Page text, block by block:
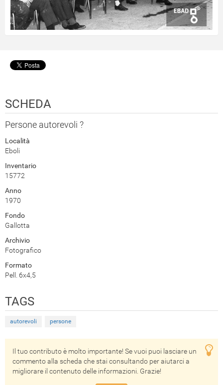
SCHEDA
Persone autorevoli ?
Località
Eboli
Inventario
15772
Anno
1970
Fondo
Gallotta
Archivio
Fotografico
Formato
Pell. 6x4,5
TAGS
autorevoli persone
Il tuo contributo è molto importante! Se vuoi puoi lasciare un
commento alla scheda che stai consultando per aiutarci a
migliorare il contenuto delle informazioni. Grazie!